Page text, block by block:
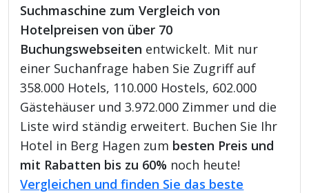
Suchmaschine zum Vergleich von
Hotelpreisen von über 70
Buchungswebseiten entwickelt. Mit nur
einer Suchanfrage haben Sie Zugriff auf
358.000 Hotels, 110.000 Hostels, 602.000
Gästehäuser und 3.972.000 Zimmer und die
Liste wird ständig erweitert. Buchen Sie Ihr
Hotel in Berg Hagen zum besten Preis und
mit Rabatten bis zu 60% noch heute!
Vergleichen und finden Sie das beste